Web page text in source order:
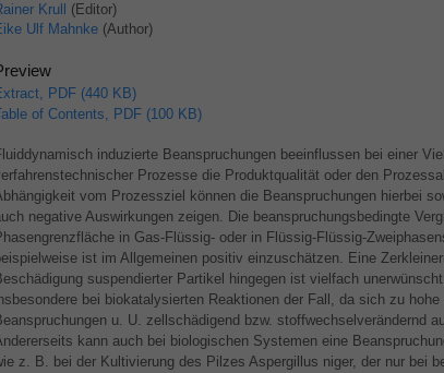
Krull
(Editor)
Ulf Mahnke(Author)
PDF (440 KB)
of Contents, PDF (100 KB)
induzierte Beanspruchungen beeinflussen bei einer
Prozesse die Produktqualität oder den
vom Prozessziel können die Beanspruchungen hierbei
negative Auswirkungen zeigen. Die beanspruchungsbedingte
in Gas-Flüssig- oder in Flüssig-Flüssig-
ist im Allgemeinen positiv einzuschätzen. Eine
suspendierter Partikel hingegen ist vielfach
bei biokatalysierten Reaktionen der Fall, da sich zu
u. U. zellschädigend bzw. stoffwechselverändernd
kann auch bei biologischen Systemen eine
z. B. bei der Kultivierung des Pilzes Aspergillus niger, der nur bei